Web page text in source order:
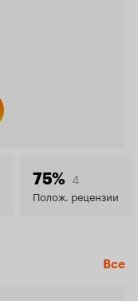
75% 4
Полож. рецензии
Все